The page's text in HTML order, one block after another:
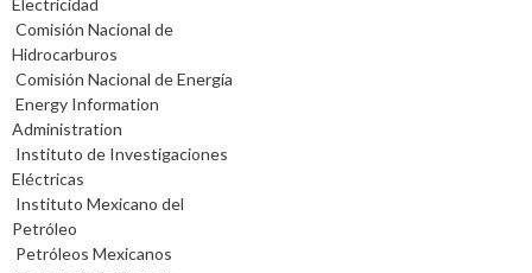
Electricidad
Comisión Nacional de
Hidrocarburos
Comisión Nacional de Energía
Energy Information
Administration
Instituto de Investigaciones
Eléctricas
Instituto Mexicano del
Petróleo
Petróleos Mexicanos